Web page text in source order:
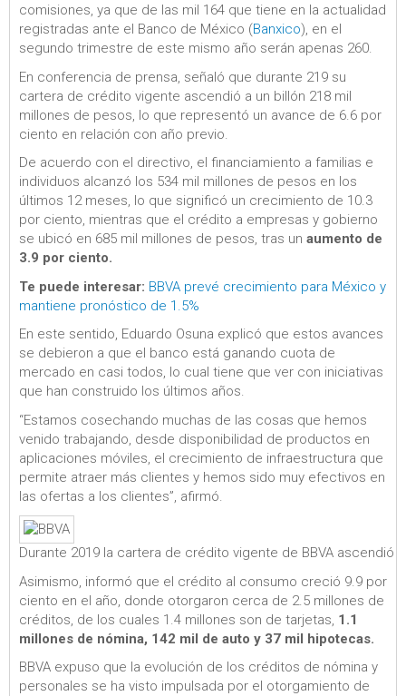
comisiones, ya que de las mil 164 que tiene en la actualidad
registradas ante el Banco de México (Banxico), en el
segundo trimestre de este mismo año serán apenas 260.
En conferencia de prensa, señaló que durante 219 su
cartera de crédito vigente ascendió a un billón 218 mil
millones de pesos, lo que representó un avance de 6.6 por
ciento en relación con año previo.
De acuerdo con el directivo, el financiamiento a familias e
individuos alcanzó los 534 mil millones de pesos en los
últimos 12 meses, lo que significó un crecimiento de 10.3
por ciento, mientras que el crédito a empresas y gobierno
se ubicó en 685 mil millones de pesos, tras un aumento de
3.9 por ciento.
Te puede interesar: BBVA prevé crecimiento para México y
mantiene pronóstico de 1.5%
En este sentido, Eduardo Osuna explicó que estos avances
se debieron a que el banco está ganando cuota de
mercado en casi todos, lo cual tiene que ver con iniciativas
que han construido los últimos años.
“Estamos cosechando muchas de las cosas que hemos
venido trabajando, desde disponibilidad de productos en
aplicaciones móviles, el crecimiento de infraestructura que
permite atraer más clientes y hemos sido muy efectivos en
las ofertas a los clientes”, afirmó.
Durante 2019 la cartera de crédito vigente de BBVA ascendió
Asimismo, informó que el crédito al consumo creció 9.9 por
ciento en el año, donde otorgaron cerca de 2.5 millones de
créditos, de los cuales 1.4 millones son de tarjetas, 1.1
millones de nómina, 142 mil de auto y 37 mil hipotecas.
BBVA expuso que la evolución de los créditos de nómina y
personales se ha visto impulsada por el otorgamiento de